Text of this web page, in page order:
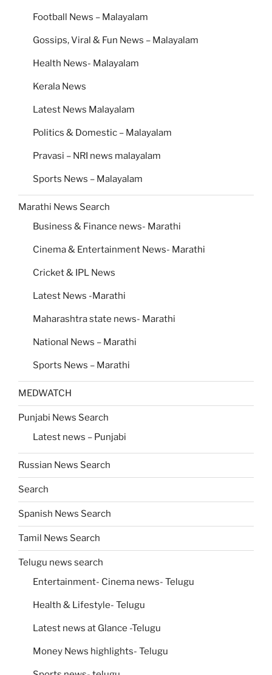
Football News – Malayalam
Gossips, Viral & Fun News – Malayalam
Health News- Malayalam
Kerala News
Latest News Malayalam
Politics & Domestic – Malayalam
Pravasi – NRI news malayalam
Sports News – Malayalam
Marathi News Search
Business & Finance news- Marathi
Cinema & Entertainment News- Marathi
Cricket & IPL News
Latest News -Marathi
Maharashtra state news- Marathi
National News – Marathi
Sports News – Marathi
MEDWATCH
Punjabi News Search
Latest news – Punjabi
Russian News Search
Search
Spanish News Search
Tamil News Search
Telugu news search
Entertainment- Cinema news- Telugu
Health & Lifestyle- Telugu
Latest news at Glance -Telugu
Money News highlights- Telugu